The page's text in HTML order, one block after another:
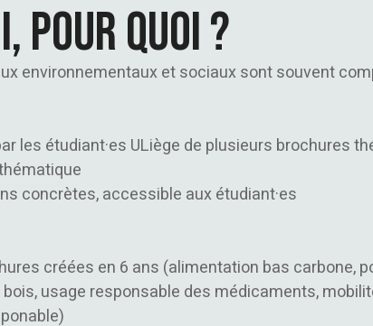
pour quoi ?
environnementaux et sociaux sont souvent
les étudiant·es ULiège de plusieurs brochures
concrètes, accessible aux étudiant·es
créées en 6 ans (alimentation bas carbone,
usage responsable des médicaments,